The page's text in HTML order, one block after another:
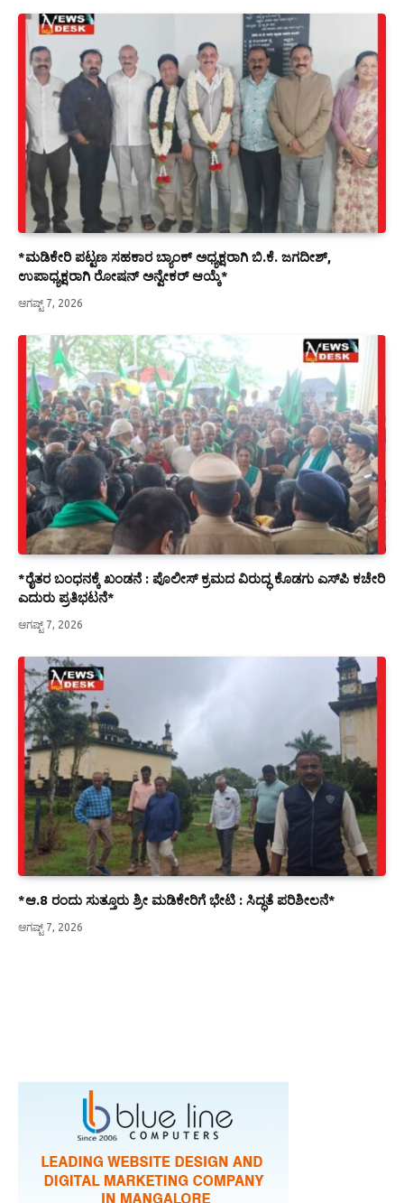
*ಮಡಿಕೇರಿ ಪಟ್ಟಣ ಸಹಕಾರ ಬ್ಯಾಂಕ್ ಅಧ್ಯಕ್ಷರಾಗಿ ಬಿ.ಕೆ. ಜಗದೀಶ್,
ಉಪಾಧ್ಯಕ್ಷರಾಗಿ ರೋಷನ್ ಅನ್ವೇಕರ್ ಆಯ್ಕೆ*
ಆಗಷ್ಟ್ 7, 2026
*ರೈತರ ಬಂಧನಕ್ಕೆ ಖಂಡನೆ : ಪೊಲೀಸ್ ಕ್ರಮದ ವಿರುದ್ಧ ಕೊಡಗು ಎಸ್‍ಪಿ ಕಚೇರಿ
ಎದುರು ಪ್ರತಿಭಟನೆ*
ಆಗಷ್ಟ್ 7, 2026
*ಆ.8 ರಂದು ಸುತ್ತೂರು ಶ್ರೀ ಮಡಿಕೇರಿಗೆ ಭೇಟಿ : ಸಿದ್ಧತೆ ಪರಿಶೀಲನೆ*
ಆಗಷ್ಟ್ 7, 2026